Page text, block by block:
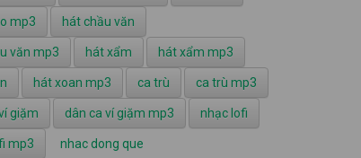
mp3 hát chầu văn
văn mp3 hát xẩm hát xẩm mp3
hát xoan mp3 ca trù ca trù mp3
giặm dân ca ví giặm mp3 nhạc lofi
mp3 nhac dong que